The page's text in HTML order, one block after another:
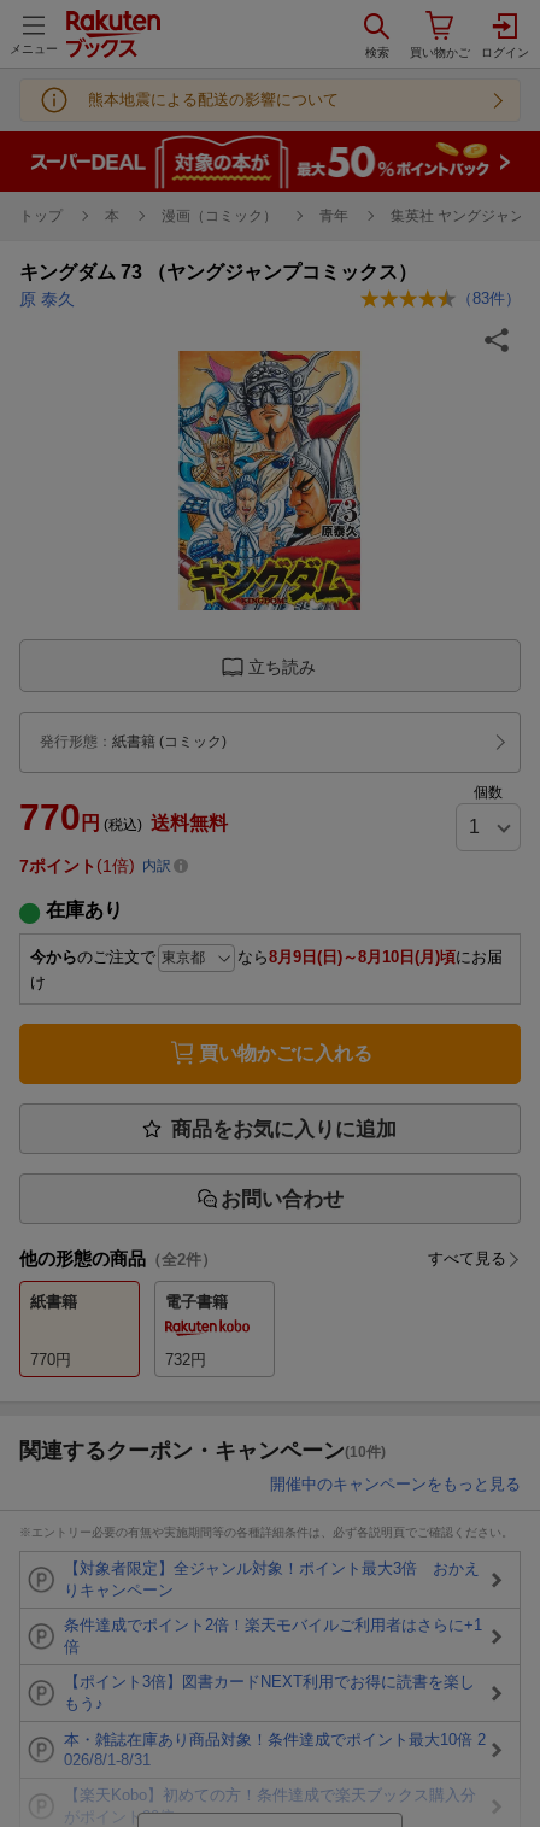
メニュー
熊本地震による配送の影響について
トップ 本 漫画（コミック） 青年 集英社 ヤングジャン
キングダム 73 （ヤングジャンプコミックス）
原 泰久 （83件）
立ち読み
発行形態 ： 紙書籍 (コミック)
770 円 (税込) 送料無料
個数
7ポイント 1倍 内訳
在庫あり
今からのご注文で なら8月9日(日)～8月10日(月)頃にお届
け
買い物かごに入れる
商品をお気に入りに追加
お問い合わせ
他の形態の商品 （全2件） すべて見る
紙書籍
770円
電子書籍
732円
関連するクーポン・キャンペーン(10件)
開催中のキャンペーンをもっと見る
※エントリー必要の有無や実施期間等の各種詳細条件は、必ず各説明頁でご確認ください。
【対象者限定】全ジャンル対象！ポイント最大3倍 おかえ
りキャンペーン
条件達成でポイント2倍！楽天モバイルご利用者はさらに+1
倍
【ポイント3倍】図書カードNEXT利用でお得に読書を楽し
もう♪
本・雑誌在庫あり商品対象！条件達成でポイント最大10倍 2
026/8/1-8/31
【楽天Kobo】初めての方！条件達成で楽天ブックス購入分
がポイント20倍